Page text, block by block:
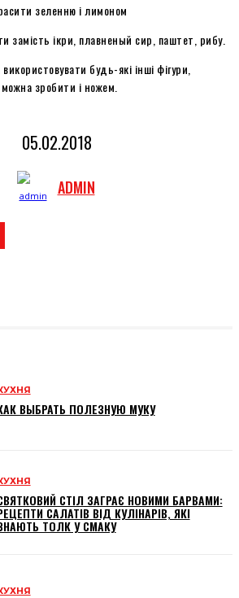
зеленню і лимоном
замість ікри, плавненый сир, паштет, рибу.
будь-які інші фігури,
зробити і ножем.
05.02.2018
ADMIN
ВЫБРАТЬ ПОЛЕЗНУЮ МУКУ
СТІЛ ЗАГРАЄ НОВИМИ БАРВАМИ:
САЛАТІВ ВІД КУЛІНАРІВ, ЯКІ
ТОЛК У СМАКУ